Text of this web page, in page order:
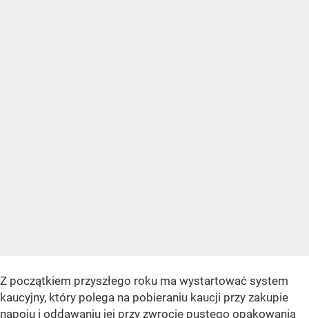
Z początkiem przyszłego roku ma wystartować system
kaucyjny, który polega na pobieraniu kaucji przy zakupie
napoju i oddawaniu jej przy zwrocie pustego opakowania